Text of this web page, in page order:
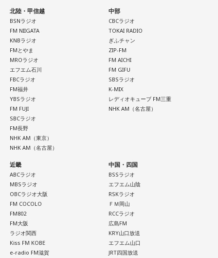
もちろん、安全な旅行のためには、天候や交通情報を確認
し、余裕を持ったスケジュールを立てることが何より大切で
す。
■2026年8月8日に向いているとされること
2026年8月8日は、寅の日と先勝が重なる日です。暦を意識す
る人の中には、次のような予定をこの日に合わせる人もいま
す。
・財布を新調する、または使い始める
・銀行口座を開設する
・旅行や帰省、出張へ出発する
・神社へ参拝する
・仕事や趣味の新たな目標を立てる
また、六曜の「先勝」は一般的に午前中が吉
め、大切な予定を入れる場合は午前中を選ぶという考え方も
あります。
なお、これらは古くから伝わる暦の考え方であり、運気の上
昇や成果を保証するものではありません。自分の予定やライ
若井：めちゃくちゃ素敵だったね！
大森：プレイリストも公開されていますので、ぜひ聴いてほ
しいね！
藤澤：楽しんでください！
若井：ありがとう！
（写真左から）Mrs. GREEN APPLE大森元貴、藤澤涼架、若
井滉斗
＜番組概要＞
番組名：SCHOOL OF LOCK!
放送日時：月曜～木曜 22:00～23:55／金曜 22:00～22:55
パーソナリティ：アンジー校長（アンジェリーナ1/3・
Gacharic Spin）、たんぼ教頭（溝上たんぼ）
番組Webサイト：
https://www.tfm.co.jp/lock/
番組公式X：
北陸・甲信越
BSNラジオ
FM NIIGATA
KNBラジオ
FMとやま
MROラジオ
エフエム石川
FBCラジオ
FM福井
YBSラジオ
FM FUJI
SBCラジオ
FM長野
NHK AM（東京）
NHK AM（名古屋）
中部
CBCラジオ
TOKAI RADIO
ぎふチャン
ZIP-FM
FM AICHI
FM GIFU
SBSラジオ
K-MIX
レディオキューブ FM三重
NHK AM（名古屋）
近畿
ABCラジオ
MBSラジオ
OBCラジオ大阪
FM COCOLO
FM802
FM大阪
ラジオ関西
Kiss FM KOBE
e-radio FM滋賀
中国・四国
BSSラジオ
エフエム山陰
RSKラジオ
ＦＭ岡山
RCCラジオ
広島FM
KRY山口放送
エフエム山口
JRT四国放送